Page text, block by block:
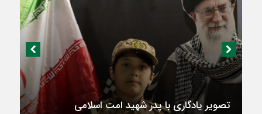
تصویر یادگاری با پدر شهید امت اسلامی